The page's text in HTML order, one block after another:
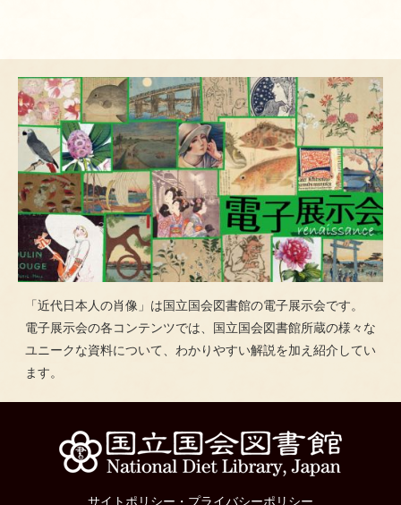
「近代日本人の肖像」は国立国会図書館の電子展示会です。
電子展示会の各コンテンツでは、国立国会図書館所蔵の様々な
ユニークな資料について、わかりやすい解説を加え紹介してい
ます。
サイトポリシー ・ プライバシーポリシー